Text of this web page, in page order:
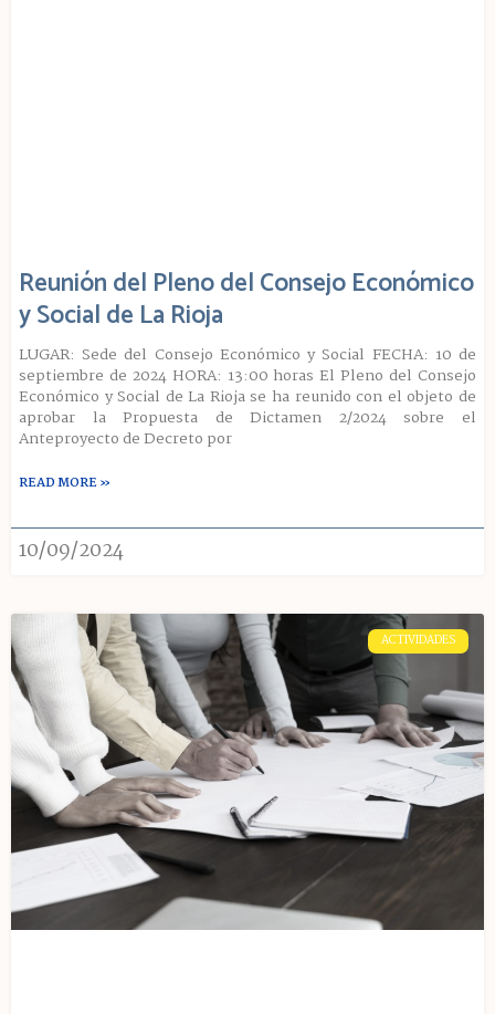
Reunión del Pleno del Consejo Económico
y Social de La Rioja
LUGAR: Sede del Consejo Económico y Social FECHA: 10 de
septiembre de 2024 HORA: 13:00 horas El Pleno del Consejo
Económico y Social de La Rioja se ha reunido con el objeto de
aprobar la Propuesta de Dictamen 2/2024 sobre el
Anteproyecto de Decreto por
READ MORE »
10/09/2024
ACTIVIDADES